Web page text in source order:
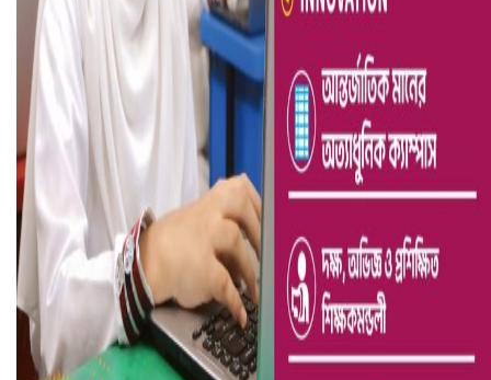
আ.লীগ ও জাপার ৯ নেতা কারাগারে